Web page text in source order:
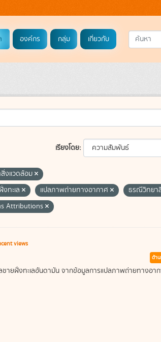
องค์กร กลุ่ม เกี่ยวกับ
เรียงโดย
งแวดล้อม
งทะเล แปลภาพถ่ายทางอากาศ
ธรณีวิทยา
Attributions
views
ด้า
ายฝั่งทะเลอันดามัน จากข้อมูลการแปลภาพถ่ายทางอา